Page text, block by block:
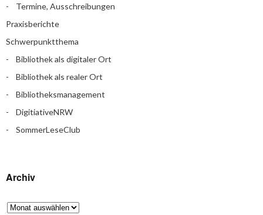
Termine, Ausschreibungen
Praxisberichte
Schwerpunktthema
Bibliothek als digitaler Ort
Bibliothek als realer Ort
Bibliotheksmanagement
DigitiativeNRW
SommerLeseClub
Archiv